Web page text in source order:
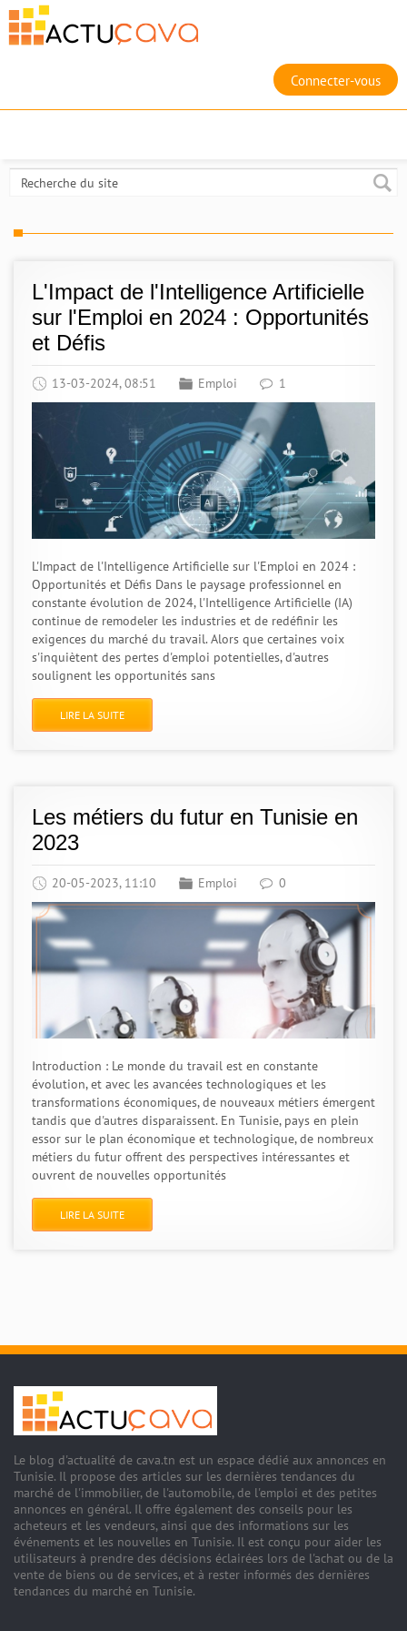
Connecter-vous
L'Impact de l'Intelligence Artificielle
sur l'Emploi en 2024 : Opportunités
et Défis
13-03-2024, 08:51 Emploi 1
L'Impact de l'Intelligence Artificielle sur l'Emploi en 2024 :
Opportunités et Défis Dans le paysage professionnel en
constante évolution de 2024, l'Intelligence Artificielle (IA)
continue de remodeler les industries et de redéfinir les
exigences du marché du travail. Alors que certaines voix
s'inquiètent des pertes d'emploi potentielles, d'autres
soulignent les opportunités sans
LIRE LA SUITE
Les métiers du futur en Tunisie en
2023
20-05-2023, 11:10 Emploi 0
Introduction : Le monde du travail est en constante
évolution, et avec les avancées technologiques et les
transformations économiques, de nouveaux métiers émergent
tandis que d'autres disparaissent. En Tunisie, pays en plein
essor sur le plan économique et technologique, de nombreux
métiers du futur offrent des perspectives intéressantes et
ouvrent de nouvelles opportunités
LIRE LA SUITE
Le blog d'actualité de cava.tn est un espace dédié aux annonces en
Tunisie. Il propose des articles sur les dernières tendances du
marché de l'immobilier, de l'automobile, de l'emploi et des petites
annonces en général. Il offre également des conseils pour les
acheteurs et les vendeurs, ainsi que des informations sur les
événements et les nouvelles en Tunisie. Il est conçu pour aider les
utilisateurs à prendre des décisions éclairées lors de l'achat ou de la
vente de biens ou de services, et à rester informés des dernières
tendances du marché en Tunisie.